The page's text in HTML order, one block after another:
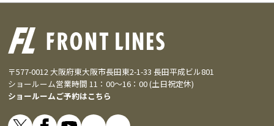
〒577-0012 大阪府東大阪市長田東2-1-33 長田平成ビル801
ショールーム営業時間 11：00～16：00 (土日祝定休)
ショールームご予約はこちら